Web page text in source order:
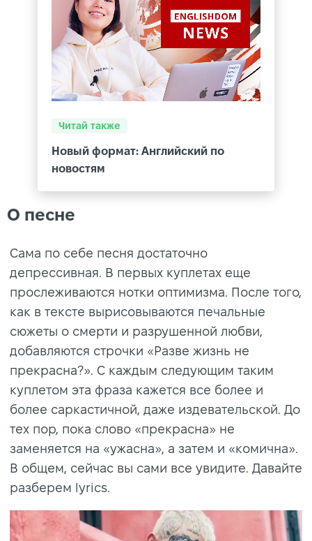
Читай также
Новый формат: Английский по
новостям
О песне
Сама по себе песня достаточно
депрессивная. В первых куплетах еще
прослеживаются нотки оптимизма. После того,
как в тексте вырисовываются печальные
сюжеты о смерти и разрушенной любви,
добавляются строчки «Разве жизнь не
прекрасна?». С каждым следующим таким
куплетом эта фраза кажется все более и
более саркастичной, даже издевательской. До
тех пор, пока слово «прекрасна» не
заменяется на «ужасна», а затем и «комична».
В общем, сейчас вы сами все увидите. Давайте
разберем lyrics.